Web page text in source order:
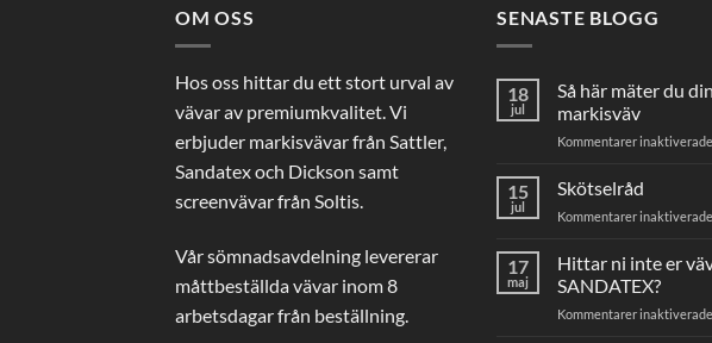
OM OSS
Hos oss hittar du ett stort urval av
vävar av premiumkvalitet. Vi
erbjuder markisvävar från Sattler,
Sandatex och Dickson samt
screenvävar från Soltis.
Vår sömnadsavdelning levererar
måttbeställda vävar inom 8
arbetsdagar från beställning.
SENASTE BLOGG
18
jul
Så här mäter du din
markisväv
Kommentarer inaktiverade
15
jul
Skötselråd
Kommentarer inaktiverade
17
maj
Hittar ni inte er
SANDATEX?
Kommentarer inaktiverade